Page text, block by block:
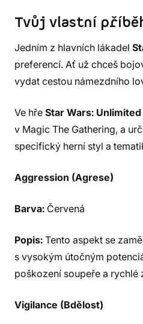
Tvůj vlastní
Jedním z hlavních lákadel
preferencí. Ať už chceš
vydat cestou námezdního
Ve hře Star Wars: Unlimited
v Magic The Gathering, a
specifický herní styl a
Aggression (Agrese)
Barva: Červená
Popis: Tento aspekt se
s vysokým útočným
poškození soupeře a rychlé
Vigilance (Bdělost)